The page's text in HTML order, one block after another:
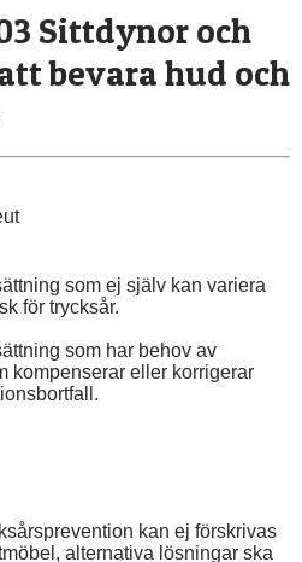
Sittdynor och
bevara hud och
som ej själv kan variera
för trycksår.
som har behov av
kompenserar eller korrigerar
kan ej förskrivas
alternativa lösningar ska